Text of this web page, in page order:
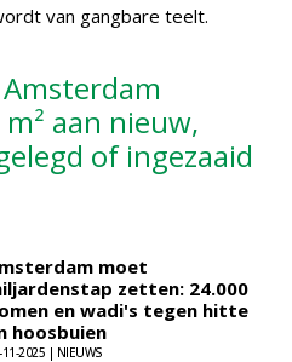
van gangbare teelt.
aan nieuw,
of ingezaaid
moet
zetten: 24.000
en wadi's tegen hitte
hoosbuien
11-2025 | NIEUWS